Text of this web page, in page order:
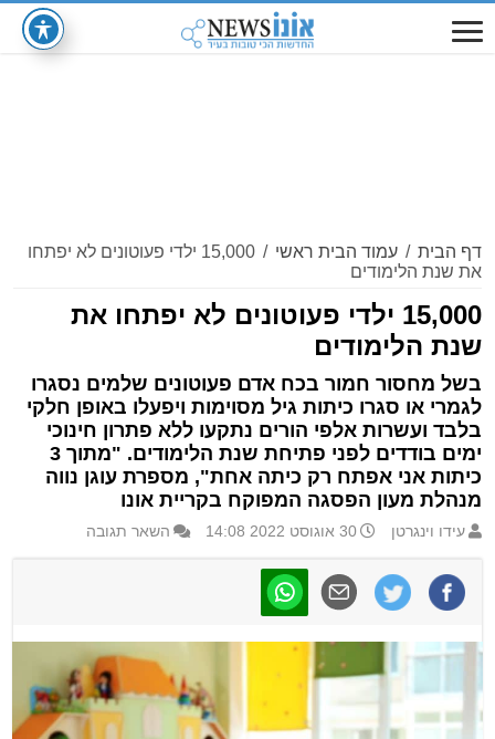
דף הבית / עמוד הבית ראשי /
15,000 ילדי פעוטונים לא יפתחו
את שנת הלימודים
15,000 ילדי פעוטונים לא יפתחו את
שנת הלימודים
בשל מחסור חמור בכח אדם פעוטונים שלמים נסגרו
לגמרי או סגרו כיתות גיל מסוימות ויפעלו באופן חלקי
בלבד ועשרות אלפי הורים נתקעו ללא פתרון חינוכי
ימים בודדים לפני פתיחת שנת הלימודים. "מתוך 3
כיתות אני אפתח רק כיתה אחת", מספרת עוגן נווה
מנהלת מעון הפסגה המפוקח בקריית אונו
עידו וינגרטן 30 אוגוסט 2022 14:08 השאר תגובה